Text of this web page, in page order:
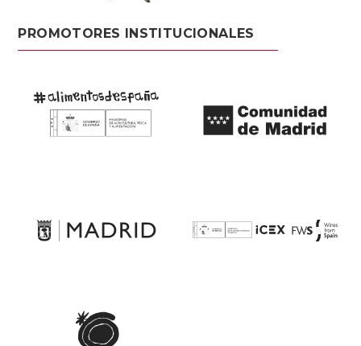
PROMOTORES INSTITUCIONALES